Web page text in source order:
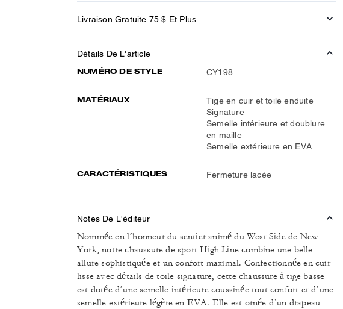
Livraison Gratuite 75 $ Et Plus.
Détails De L'article
NUMÉRO DE STYLE CY198
MATÉRIAUX
Tige en cuir et toile enduite
Signature
Semelle intérieure et doublure
en maille
Semelle extérieure en EVA
CARACTÉRISTIQUES Fermeture lacée
Notes De L'éditeur
Nommée en l’honneur du sentier animé du West Side de New
York, notre chaussure de sport High Line combine une belle
allure sophistiquée et un confort maximal. Confectionnée en cuir
lisse avec détails de toile signature, cette chaussure à tige basse
est dotée d’une semelle intérieure coussinée tout confort et d’une
semelle extérieure légère en EVA. Elle est ornée d’un drapeau